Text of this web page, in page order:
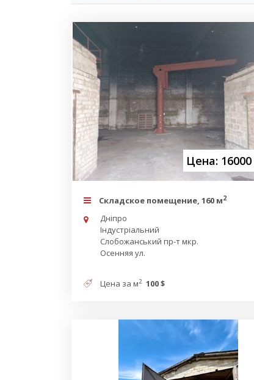
Цена: 16000
Складское помещение, 160 м2
Дніпро
Індустріальний
Слобожанський пр-т мкр.
Осенняя ул.
Цена за м2 100 $